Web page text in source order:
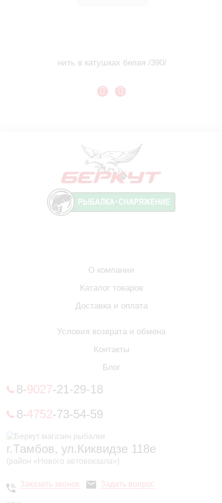
нить в катушках белая /390/
О компании
Каталог товаров
Доставка и оплата
Условия возврата и обмена
Контакты
Блог
8-9027-21-29-18
8-4752-73-54-59
г.Тамбов, ул.Киквидзе 118е
(район «Нового автовокзала»)
Заказать звонок Задать вопрос